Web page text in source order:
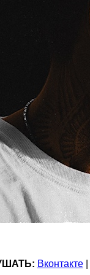
Вконтакте|